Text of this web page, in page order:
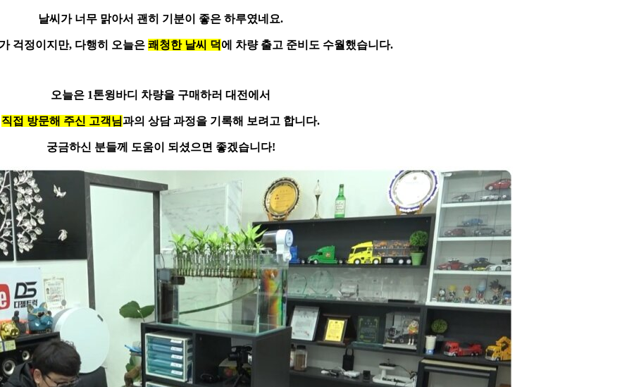
날씨가 너무 맑아서 괜히 기분이 좋은 하루였네요.
걱정이지만, 다행히 오늘은 쾌청한 날씨 덕에 차량 출고 준비도 수월했습니다.
오늘은 1톤윙바디 차량을 구매하러 대전에서
직접 방문해 주신 고객님과의 상담 과정을 기록해 보려고 합니다.
궁금하신 분들께 도움이 되셨으면 좋겠습니다!